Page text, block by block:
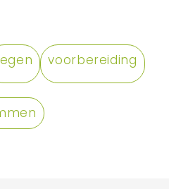
voorbereiding